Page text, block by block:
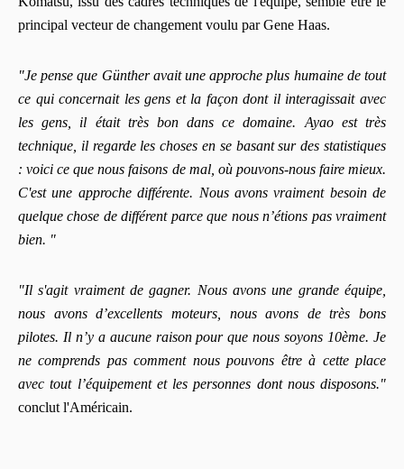
principal vecteur de changement voulu par Gene Haas.
"Je pense que Günther avait une approche plus humaine de tout
ce qui concernait les gens et la façon dont il interagissait avec
les gens, il était très bon dans ce domaine. Ayao est très
technique, il regarde les choses en se basant sur des statistiques
: voici ce que nous faisons de mal, où pouvons-nous faire mieux.
C'est une approche différente. Nous avons vraiment besoin de
quelque chose de différent parce que nous n’étions pas vraiment
bien. "
"Il s'agit vraiment de gagner. Nous avons une grande équipe,
nous avons d’excellents moteurs, nous avons de très bons
pilotes. Il n’y a aucune raison pour que nous soyons 10ème. Je
ne comprends pas comment nous pouvons être à cette place
avec tout l’équipement et les personnes dont nous disposons."
conclut l'Américain.